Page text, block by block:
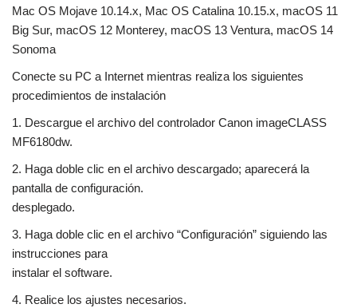
Mac OS Mojave 10.14.x, Mac OS Catalina 10.15.x, macOS 11
Big Sur, macOS 12 Monterey, macOS 13 Ventura, macOS 14
Sonoma
Conecte su PC a Internet mientras realiza los siguientes
procedimientos de instalación
1. Descargue el archivo del controlador Canon imageCLASS
MF6180dw.
2. Haga doble clic en el archivo descargado; aparecerá la
pantalla de configuración.
desplegado.
3. Haga doble clic en el archivo “Configuración” siguiendo las
instrucciones para
instalar el software.
4. Realice los ajustes necesarios.